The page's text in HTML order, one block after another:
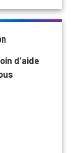
d’aide